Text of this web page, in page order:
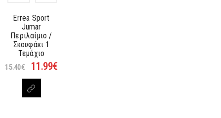
Errea Sport
Jumar
Περιλαίμιο /
Σκουφάκι 1
Τεμάχιο
15.40€ 11.99€